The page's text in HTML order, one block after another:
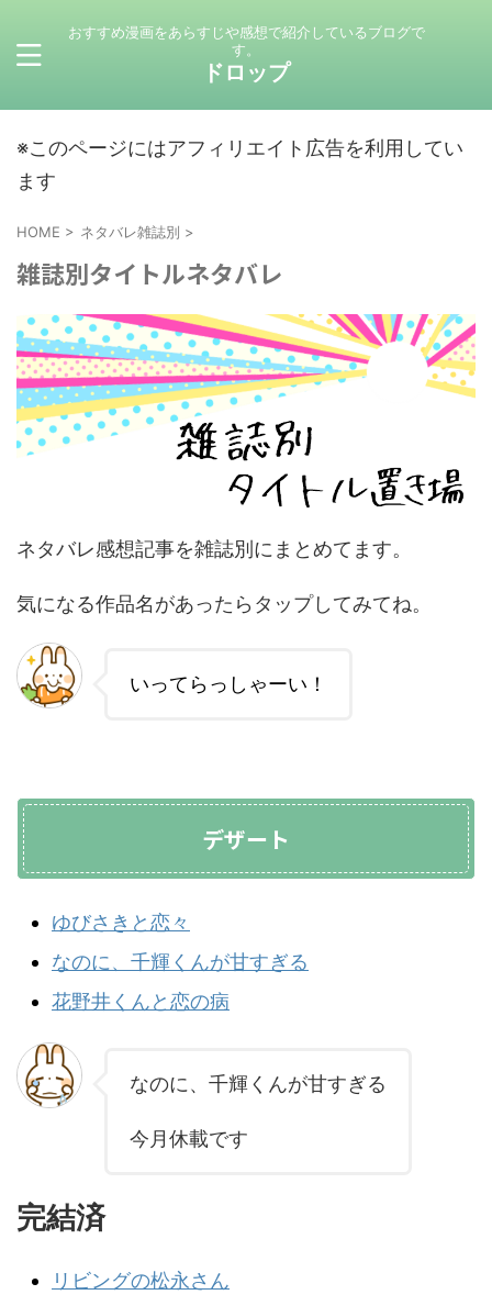
おすすめ漫画をあらすじや感想で紹介しているブログで
す。
ドロップ
※このページにはアフィリエイト広告を利用してい
ます
HOME > ネタバレ雑誌別 >
雑誌別タイトルネタバレ
ネタバレ感想記事を雑誌別にまとめてます。
気になる作品名があったらタップしてみてね。
いってらっしゃーい！
デザート
ゆびさきと恋々
なのに、千輝くんが甘すぎる
花野井くんと恋の病
なのに、千輝くんが甘すぎる
今月休載です
完結済
リビングの松永さん